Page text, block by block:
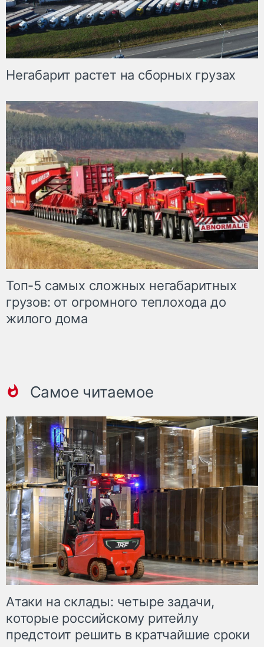
Негабарит растет на сборных грузах
Топ-5 самых сложных негабаритных
грузов: от огромного теплохода до
жилого дома
Самое читаемое
Атаки на склады: четыре задачи,
которые российскому ритейлу
предстоит решить в кратчайшие сроки